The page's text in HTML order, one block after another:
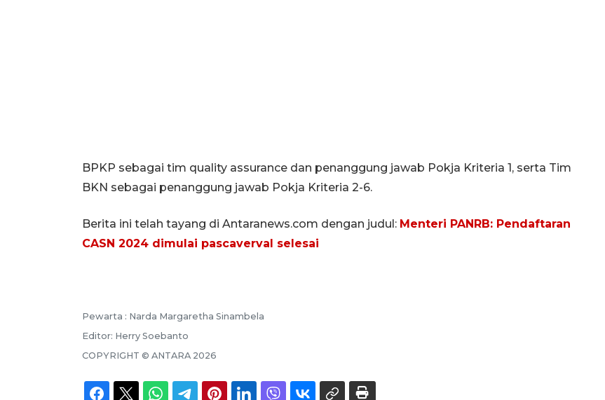
BPKP sebagai tim quality assurance dan penanggung jawab Pokja Kriteria 1, serta Tim
BKN sebagai penanggung jawab Pokja Kriteria 2-6.
Berita ini telah tayang di Antaranews.com dengan judul: Menteri PANRB: Pendaftaran
CASN 2024 dimulai pascaverval selesai
Pewarta : Narda Margaretha Sinambela
Editor: Herry Soebanto
COPYRIGHT © ANTARA 2026